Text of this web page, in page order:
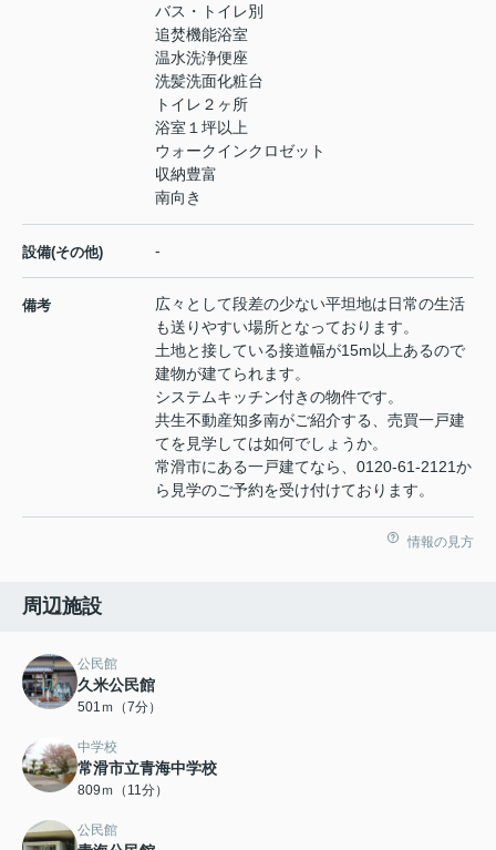
バス・トイレ別
追焚機能浴室
温水洗浄便座
洗髪洗面化粧台
トイレ２ヶ所
浴室１坪以上
ウォークインクロゼット
収納豊富
南向き
設備(その他) -
備考
広々として段差の少ない平坦地は日常の生活
も送りやすい場所となっております。
土地と接している接道幅が15m以上あるので
建物が建てられます。
システムキッチン付きの物件です。
共生不動産知多南がご紹介する、売買一戸建
てを見学しては如何でしょうか。
常滑市にある一戸建てなら、0120-61-2121か
ら見学のご予約を受け付けております。
情報の見方
周辺施設
公民館
久米公民館
501ｍ（7分）
中学校
常滑市立青海中学校
809ｍ（11分）
公民館